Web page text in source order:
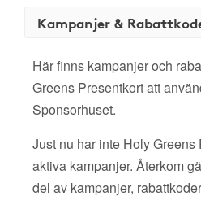
Kampanjer &
Här finns kampanjer och
Greens Presentkort att
Sponsorhuset.
Just nu har inte Holy Greens
aktiva kampanjer. Återkom
del av kampanjer,